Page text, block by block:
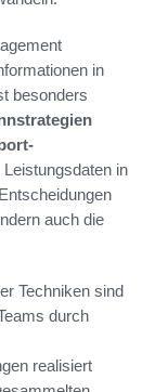
in
besonders
in
auch die
Techniken sind
durch
realisiert